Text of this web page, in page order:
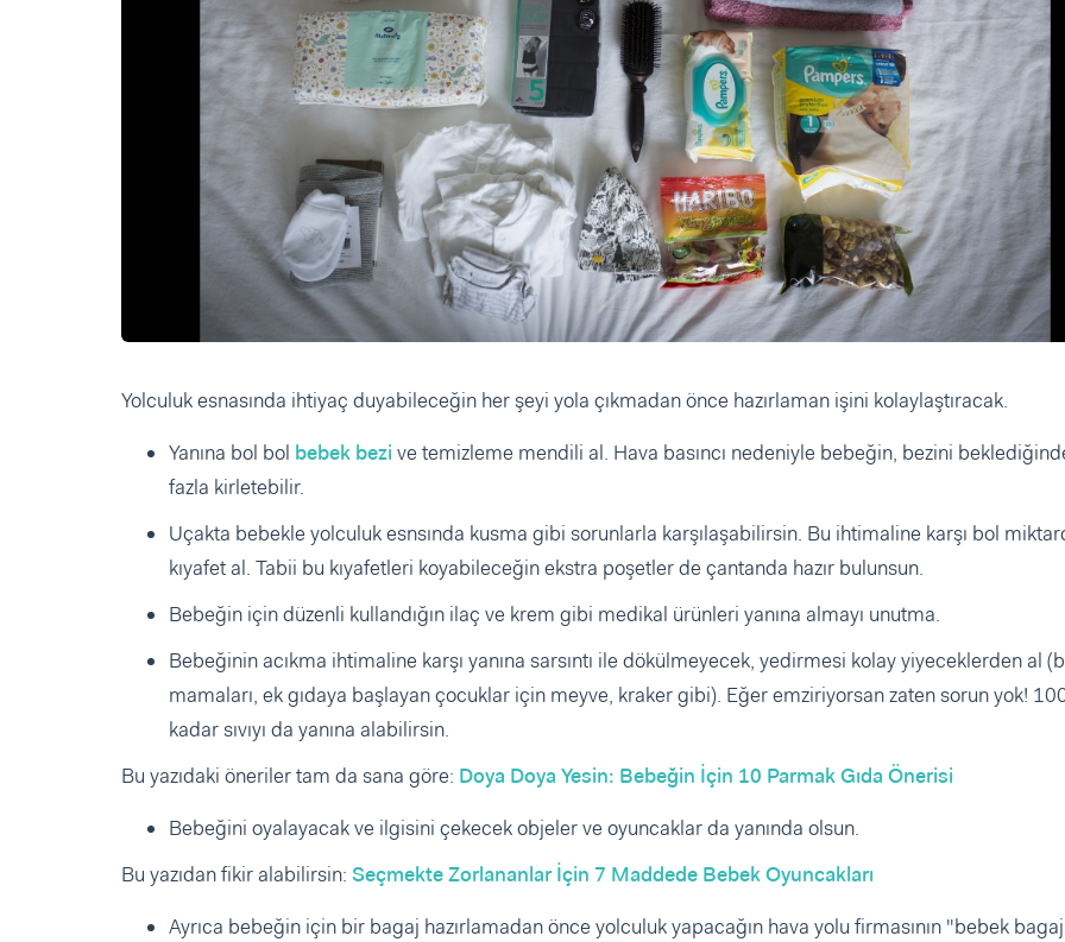
Yolculuk esnasında ihtiyaç duyabileceğin her şeyi yola çıkmadan önce hazırlaman işini kolaylaştıracak.
Yanına bol bol bebek bezi ve temizleme mendili al. Hava basıncı nedeniyle bebeğin, bezini
fazla kirletebilir.
Uçakta bebekle yolculuk esnsında kusma gibi sorunlarla karşılaşabilirsin. Bu ihtimaline karşı bol
kıyafet al. Tabii bu kıyafetleri koyabileceğin ekstra poşetler de çantanda hazır bulunsun.
Bebeğin için düzenli kullandığın ilaç ve krem gibi medikal ürünleri yanına almayı unutma.
Bebeğinin acıkma ihtimaline karşı yanına sarsıntı ile dökülmeyecek, yedirmesi kolay yiyeceklerden al
mamaları, ek gıdaya başlayan çocuklar için meyve, kraker gibi). Eğer emziriyorsan zaten sorun yok!
kadar sıvıyı da yanına alabilirsin.
Bu yazıdaki öneriler tam da sana göre: Doya Doya Yesin: Bebeğin İçin 10 Parmak Gıda Önerisi
Bebeğini oyalayacak ve ilgisini çekecek objeler ve oyuncaklar da yanında olsun.
Bu yazıdan fikir alabilirsin: Seçmekte Zorlananlar İçin 7 Maddede Bebek Oyuncakları
Ayrıca bebeğin için bir bagaj hazırlamadan önce yolculuk yapacağın hava yolu firmasının "bebek bagaj